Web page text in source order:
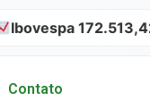
Ibovespa 172.513,42
Contato